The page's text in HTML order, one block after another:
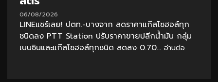
06/08/2026
LINEแชร์เลย! ปตท.-บางจาก ลดราคาแก๊สโซฮอล์ทุก
ชนิดลง PTT Station ปรับราคาขายปลีกน้ำมัน กลุ่ม
เบนซินและแก๊สโซฮอล์ทุกชนิด ลดลง 0.70... อ่านต่อ